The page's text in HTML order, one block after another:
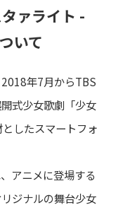
ァライト -
いて
年7月からTBS
式少女歌劇「少女
したスマートフォ
アニメに登場する
ジナルの舞台少女